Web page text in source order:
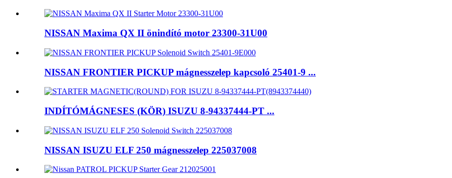
NISSAN Maxima QX II önindító motor 23300-31U00
NISSAN FRONTIER PICKUP mágnesszelep kapcsoló 25401-9 ...
INDÍTÓMÁGNESES (KÖR) ISUZU 8-94337444-PT ...
NISSAN ISUZU ELF 250 mágnesszelep 225037008